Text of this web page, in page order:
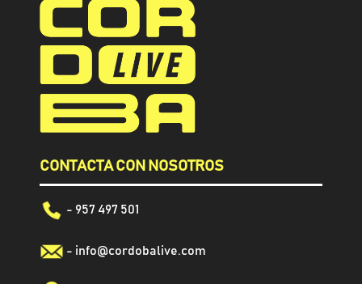
CONTACTA CON NOSOTROS
- 957 497 501
- info@cordobalive.com